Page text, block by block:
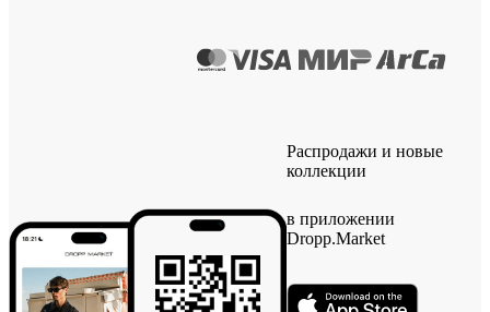
Распродажи и новые
коллекции
в приложении
Dropp.Market